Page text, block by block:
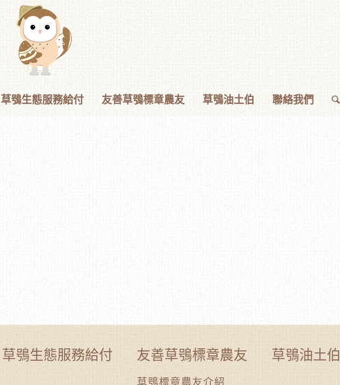
草鴞生態服務給付 友善草鴞標章農友 草鴞油土伯 聯絡我們
草鴞生態服務給付 友善草鴞標章農友
草鴞標章農友介紹
草鴞油土伯